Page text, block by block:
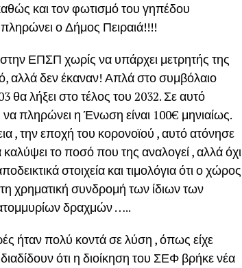
και τον φωτισμό του γηπέδου
ο Δήμος Πειραιά!!!!
ΕΠΣΠ χωρίς να υπάρχει μετρητής της
αλλά δεν έκαναν! Απλά στο συμβόλαιο
θα λήξει στο τέλος του 2032. Σε αυτό
να πληρώνει η Ένωση είναι 100€ μηνιαίως.
, την εποχή του κορονοϊού , αυτό ατόνησε
το ποσό που της αναλογεί , αλλά όχι
στοιχεία και τιμολόγια ότι ο χώρος
τη χρηματική συνδρομή των ίδιων των
δραχμών …..
ήταν πολύ κοντά σε λύση , όπως είχε
ότι η διοίκηση του ΣΕΦ βρήκε νέα